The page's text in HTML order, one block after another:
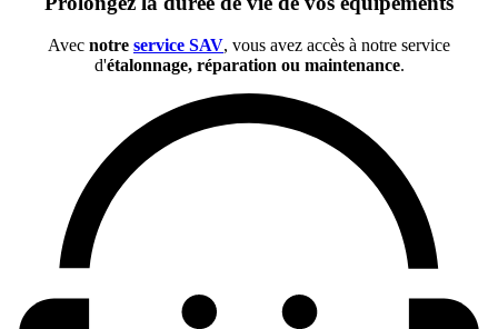
Avec notre service SAV, vous avez accès à notre service
d'étalonnage, réparation ou maintenance.